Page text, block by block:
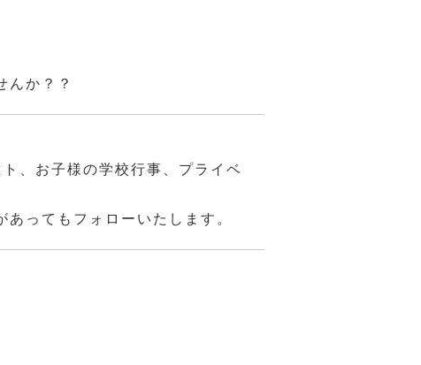
んか？？
、お子様の学校行事、プライベ
ってもフォローいたします。